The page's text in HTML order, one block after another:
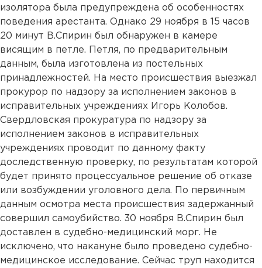
изолятора была предупреждена об особенностях
поведения арестанта. Однако 29 ноября в 15 часов
20 минут В.Спирин был обнаружен в камере
висящим в петле. Петля, по предварительным
данным, была изготовлена из постельных
принадлежностей. На место происшествия выезжал
прокурор по надзору за исполнением законов в
исправительных учреждениях Игорь Колобов.
Свердловская прокуратура по надзору за
исполнением законов в исправительных
учреждениях проводит по данному факту
доследственную проверку, по результатам которой
будет принято процессуальное решение об отказе
или возбуждении уголовного дела. По первичным
данным осмотра места происшествия задержанный
совершил самоубийство. 30 ноября В.Спирин был
доставлен в судебно-медицинский морг. Не
исключено, что накануне было проведено судебно-
медицинское исследование. Сейчас труп находится